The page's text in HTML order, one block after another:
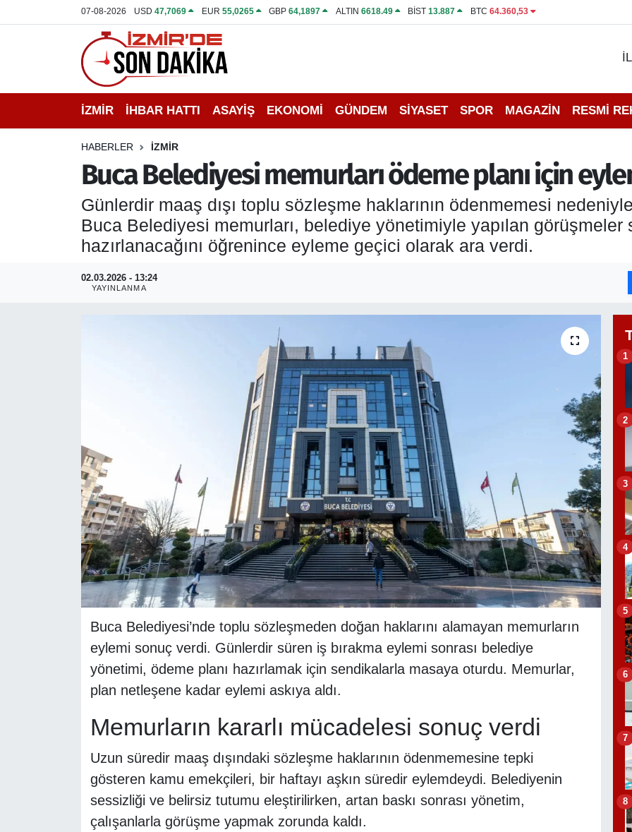
07-08-2026 USD47,7069 EUR 55,0265 GBP64,1897 ALTIN 6618.49 BİST13.887 BTC 64.360,53
İZMİR İHBAR HATTI ASAYİŞ EKONOMİ GÜNDEM SİYASET SPOR MAGAZİN RESMİ
HABERLER İZMİR
Buca Belediyesi memurları ödeme planı için
Günlerdir maaş dışı toplu sözleşme haklarının ödenmemesi
Buca Belediyesi memurları, belediye yönetimiyle yapılan görüşmeler
hazırlanacağını öğrenince eyleme geçici olarak ara verdi.
02.03.2026 - 13:24
YAYINLANMA
Buca Belediyesi’nde toplu sözleşmeden doğan haklarını alamayan memurların
eylemi sonuç verdi. Günlerdir süren iş bırakma eylemi sonrası belediye
yönetimi, ödeme planı hazırlamak için sendikalarla masaya oturdu. Memurlar,
plan netleşene kadar eylemi askıya aldı.
Memurların kararlı mücadelesi sonuç verdi
Uzun süredir maaş dışındaki sözleşme haklarının ödenmemesine tepki
gösteren kamu emekçileri, bir haftayı aşkın süredir eylemdeydi. Belediyenin
sessizliği ve belirsiz tutumu eleştirilirken, artan baskı sonrası yönetim,
çalışanlarla görüşme yapmak zorunda kaldı.
1
2
3
4
5
6
7
8
İHBAR HATTI
DEPREM
EKONOMİ
SİYASET
İzmir Nöbetçi Eczaneler
İzmir Hava Durumu
İzmir Namaz Vakitleri
İzmir Trafik Yoğunluk Haritası
Puan Durumu ve Fikstür
Tüm Manşetler